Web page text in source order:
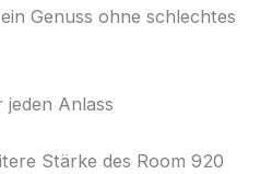
Genuss ohne schlechtes
Anlass
Stärke des Room 920